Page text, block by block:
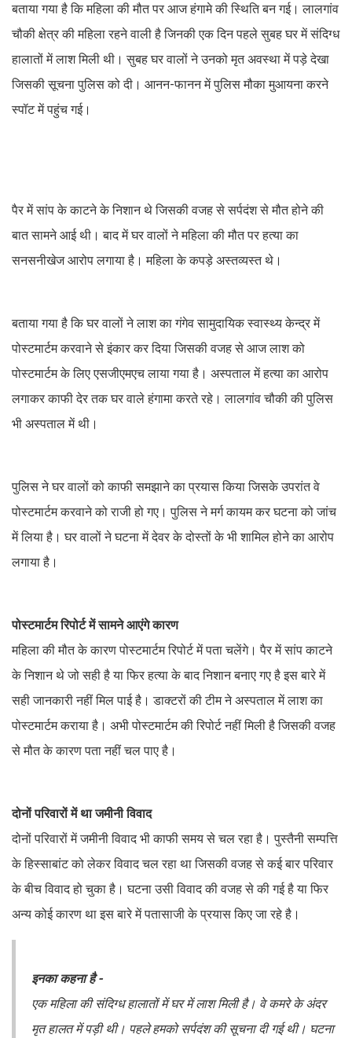
बताया गया है कि महिला की मौत पर आज हंगामे की स्थिति बन गई। लालगांव
चौकी क्षेत्र की महिला रहने वाली है जिनकी एक दिन पहले सुबह घर में संदिग्ध
हालातों में लाश मिली थी। सुबह घर वालों ने उनको मृत अवस्था में पड़े देखा
जिसकी सूचना पुलिस को दी। आनन-फानन में पुलिस मौका मुआयना करने
स्पॉट में पहुंच गई।
पैर में सांप के काटने के निशान थे जिसकी वजह से सर्पदंश से मौत होने की
बात सामने आई थी। बाद में घर वालों ने महिला की मौत पर हत्या का
सनसनीखेज आरोप लगाया है। महिला के कपड़े अस्तव्यस्त थे।
बताया गया है कि घर वालों ने लाश का गंगेव सामुदायिक स्वास्थ्य केन्द्र में
पोस्टमार्टम करवाने से इंकार कर दिया जिसकी वजह से आज लाश को
पोस्टमार्टम के लिए एसजीएमएच लाया गया है। अस्पताल में हत्या का आरोप
लगाकर काफी देर तक घर वाले हंगामा करते रहे। लालगांव चौकी की पुलिस
भी अस्पताल में थी।
पुलिस ने घर वालों को काफी समझाने का प्रयास किया जिसके उपरांत वे
पोस्टमार्टम करवाने को राजी हो गए। पुलिस ने मर्ग कायम कर घटना को जांच
में लिया है। घर वालों ने घटना में देवर के दोस्तों के भी शामिल होने का आरोप
लगाया है।
पोस्टमार्टम रिपोर्ट में सामने आएंगे कारण
महिला की मौत के कारण पोस्टमार्टम रिपोर्ट में पता चलेंगे। पैर में सांप काटने
के निशान थे जो सही है या फिर हत्या के बाद निशान बनाए गए है इस बारे में
सही जानकारी नहीं मिल पाई है। डाक्टरों की टीम ने अस्पताल में लाश का
पोस्टमार्टम कराया है। अभी पोस्टमार्टम की रिपोर्ट नहीं मिली है जिसकी वजह
से मौत के कारण पता नहीं चल पाए है।
दोनों परिवारों में था जमीनी विवाद
दोनों परिवारों में जमीनी विवाद भी काफी समय से चल रहा है। पुस्तैनी सम्पत्ति
के हिस्साबांट को लेकर विवाद चल रहा था जिसकी वजह से कई बार परिवार
के बीच विवाद हो चुका है। घटना उसी विवाद की वजह से की गई है या फिर
अन्य कोई कारण था इस बारे में पतासाजी के प्रयास किए जा रहे है।
इनका कहना है -
एक महिला की संदिग्ध हालातों में घर में लाश मिली है। वे कमरे के अंदर
मृत हालत में पड़ी थी। पहले हमको सर्पदंश की सूचना दी गई थी। घटना